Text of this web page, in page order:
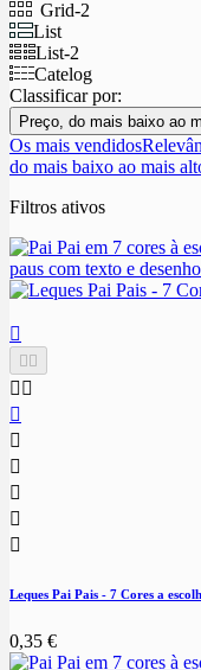
Grid-2
List
List-2
Catelog
Classificar por:
Preço, do mais baixo ao
Os mais vendidos
do mais baixo ao mais
Filtros ativos


 






Leques Pai Pais - 7 Cores a
0,35 €